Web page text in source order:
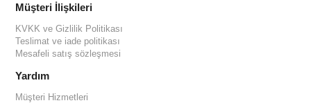
Müşteri İlişkileri
KVKK ve Gizlilik Politikası
Teslimat ve iade politikası
Mesafeli satış sözleşmesi
Yardım
Müşteri Hizmetleri